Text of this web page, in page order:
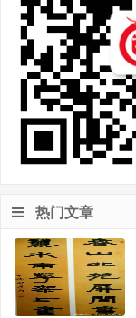
热门文章